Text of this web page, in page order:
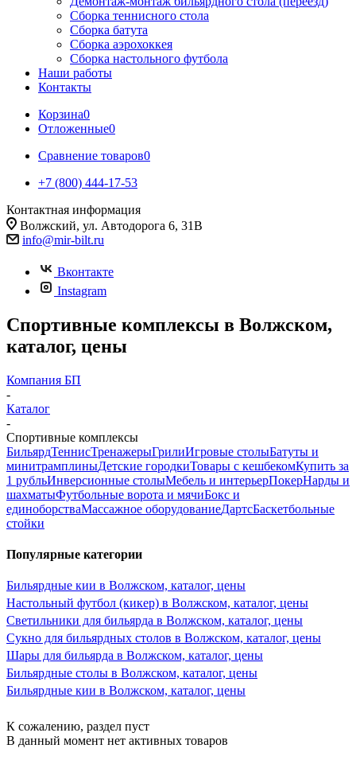
Сборка теннисного стола
Сборка батута
Сборка аэрохоккея
Сборка настольного футбола
Наши работы
Контакты
Корзина0
Отложенные0
Сравнение товаров0
+7 (800) 444-17-53
Контактная информация
Волжский, ул. Автодорога 6, 31В
info@mir-bilt.ru
Вконтакте
Instagram
Спортивные комплексы в Волжском,
каталог, цены
Компания БП
-
Каталог
-
Спортивные комплексы
БильярдТеннисТренажерыГрилиИгровые столыБатуты и
минитрамплиныДетские городкиТовары с кешбекомКупить за
1 рубльИнверсионные столыМебель и интерьерПокерНарды и
шахматыФутбольные ворота и мячиБокс и
единоборстваМассажное оборудованиеДартсБаскетбольные
стойки
Популярные категории
Бильярдные кии в Волжском, каталог, цены
Настольный футбол (кикер) в Волжском, каталог, цены
Светильники для бильярда в Волжском, каталог, цены
Сукно для бильярдных столов в Волжском, каталог, цены
Шары для бильярда в Волжском, каталог, цены
Бильярдные столы в Волжском, каталог, цены
Бильярдные кии в Волжском, каталог, цены
К сожалению, раздел пуст
В данный момент нет активных товаров